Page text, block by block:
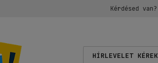
Kérdésed van?
HÍRLEVELET KÉREK